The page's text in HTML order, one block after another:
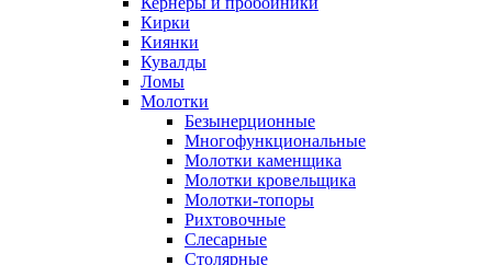
Кирки
Киянки
Кувалды
Ломы
Молотки
Безынерционные
Многофункциональные
Молотки каменщика
Молотки кровельщика
Молотки-топоры
Рихтовочные
Слесарные
Столярные